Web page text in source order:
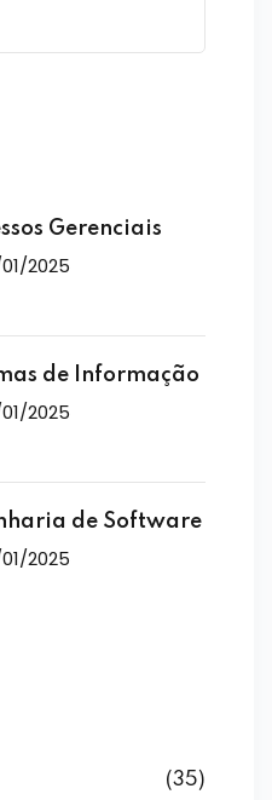
Gerenciais
2025
de Informação
2025
de Software
2025
(35)